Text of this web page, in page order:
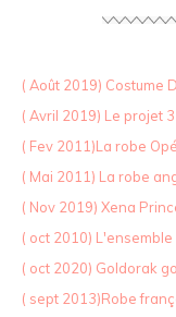
( Août 2019) Costume
( Avril 2019) Le projet
( Fev 2011)La robe
( Mai 2011) La robe
( Nov 2019) Xena
( oct 2010)
( oct 2020) Goldorak
( sept 2013)Robe